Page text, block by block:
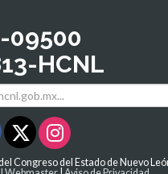
09500
HCNL
Congreso del Estado de Nuevo